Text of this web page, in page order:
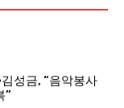
김성금, “음악봉사
”